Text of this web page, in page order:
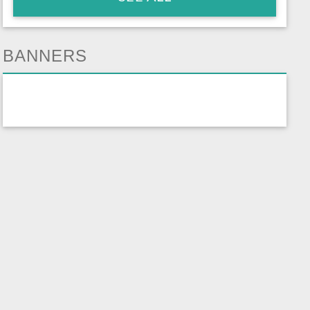
BANNERS